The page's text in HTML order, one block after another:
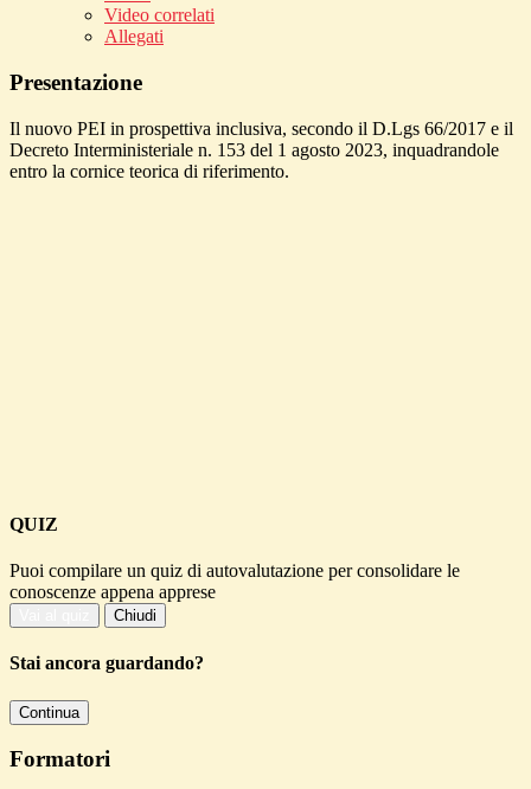
Video correlati
Allegati
Presentazione
Il nuovo PEI in prospettiva inclusiva, secondo il D.Lgs 66/2017 e il
Decreto Interministeriale n. 153 del 1 agosto 2023, inquadrandole
entro la cornice teorica di riferimento.
QUIZ
Puoi compilare un quiz di autovalutazione per consolidare le
conoscenze appena apprese
Chiudi
Stai ancora guardando?
Continua
Formatori